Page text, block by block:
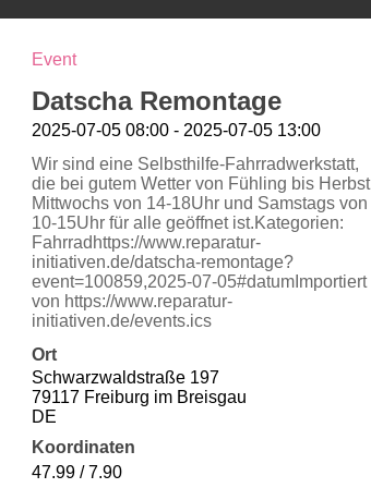
Event
Datscha Remontage
2025-07-05 08:00 - 2025-07-05 13:00
Wir sind eine Selbsthilfe-Fahrradwerkstatt,
die bei gutem Wetter von Fühling bis Herbst
Mittwochs von 14-18Uhr und Samstags von
10-15Uhr für alle geöffnet ist.Kategorien:
Fahrradhttps://www.reparatur-
initiativen.de/datscha-remontage?
event=100859,2025-07-05#datumImportiert
von https://www.reparatur-
initiativen.de/events.ics
Ort
Schwarzwaldstraße 197
79117 Freiburg im Breisgau
DE
Koordinaten
47.99 / 7.90